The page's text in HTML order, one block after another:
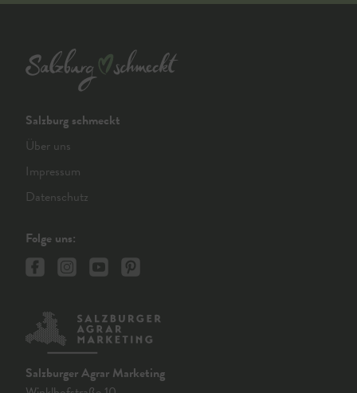
Salzburg schmeckt
Über uns
Impressum
Datenschutz
Folge uns:
Salzburger Agrar Marketing